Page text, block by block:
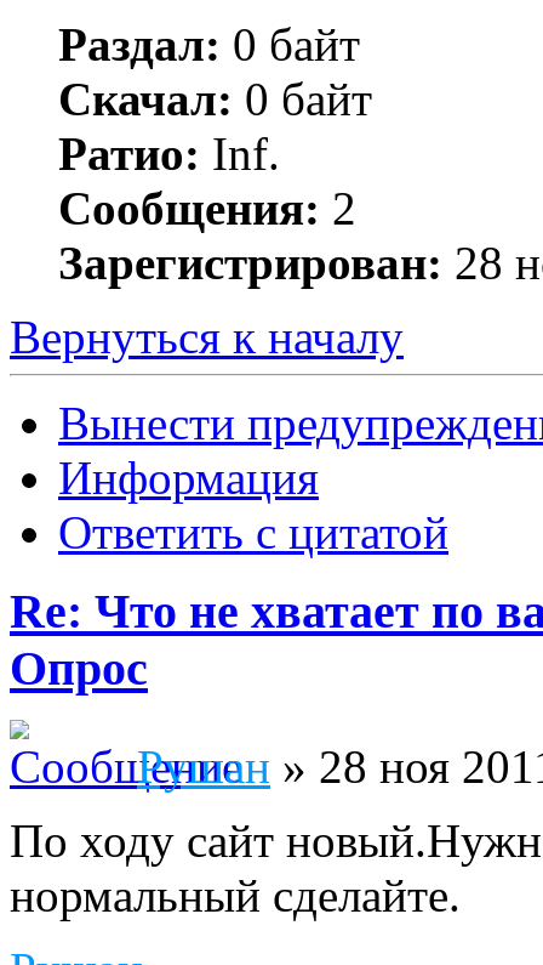
Раздал: 0 байт
Скачал: 0 байт
Ратио: Inf.
Сообщения: 2
Зарегистрирован: 28
Вернуться к началу
Вынести
Информация
Ответить с цитатой
Re: Что не хватает по
Опрос
Рушан » 28 ноя
По ходу сайт
нормальный сделайте.